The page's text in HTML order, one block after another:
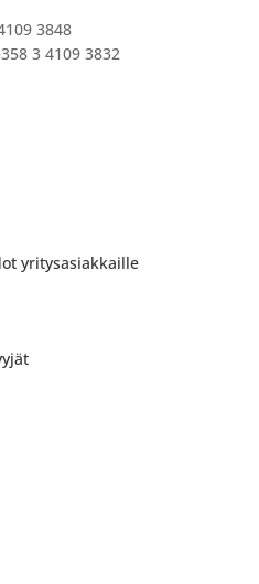
3848
3 4109 3832
yritysasiakkaille